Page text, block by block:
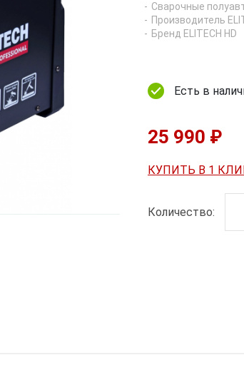
Сварочные
Производитель
Бренд ELITECH HD
Есть в
25 990 ₽
КУПИТЬ В 1
Количество: